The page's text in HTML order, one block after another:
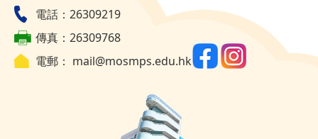
電話：26309219
傳真：26309768
電郵： mail@mosmps.edu.hk